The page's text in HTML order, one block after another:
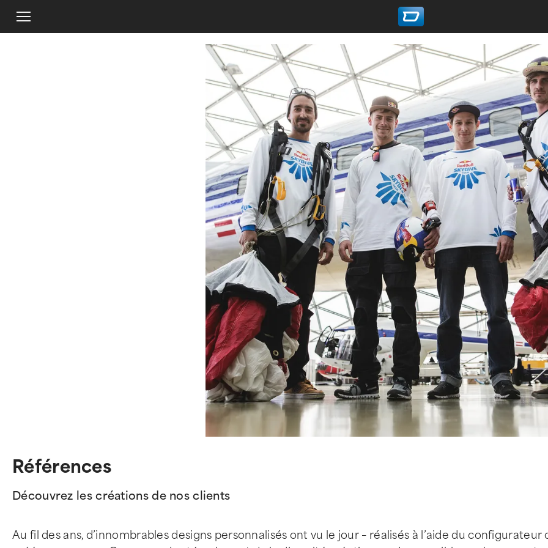
Références
Découvrez les créations de nos clients
Au fil des ans, d’innombrables designs personnalisés ont vu le jour – réalisés à l’aide du configurateur